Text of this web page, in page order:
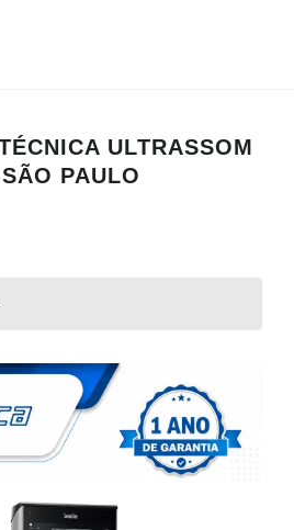
ULTRASSOM
PAULO